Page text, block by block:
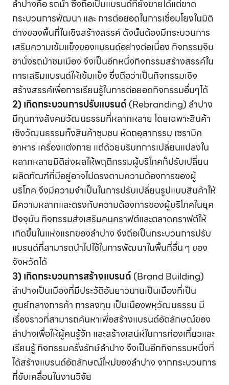
ลำปางคือ รถม้า ซึ่งถือเป็นแบรนด์ที่ยังขายได้แต่ขาด
กระบวนการพัฒนา และ การต่อยอดในการเชื่อมโยงในมิติ
ต่างของพื้นที่ในเชิงสร้างสรรค์ ดังนั้นต้องมีกระบวนการ
เสริมความเข้มแข็งของแบรนด์อย่างต่อเนื่อง กิจกรรมจิบ
ชานั่งรถม้าชมเมือง จึงเป็นอีกหนึ่งกิจกรรมสร้างสรรค์ใน
การเสริมแบรนด์ให้เข้มแข็ง ซึ่งถือว่าเป็นกิจกรรมเชิง
สร้างสรรค์เพื่อการเรียนรู้ในการต่อยอดกิจกรรมอื่นๆได้
2) เกิดกระบวนการปรับแบรนด์ (Rebranding) ลำปาง
มีทุนทางสังคมวัฒนธรรมที่หลากหลาย โดยเฉพาะสินค้า
เชิงวัฒนธรรมทั้งสินค้าชุมชน หัตถอุสากรรม เซรามิค
อาหาร เครื่องแต่งกาย แต่ด้วยบริบทการเปลี่ยนแปลงใน
หลากหลายมิติส่งผลให้พฤติกรรมผู้บริโภคก็ปรับเปลี่ยน
ผลิตภัณฑ์ที่มีอยู่อาจไม่ตรงตามความต้องการของผู้
บริโภค จึงมีความจำเป็นในการปรับเปลี่ยนรูปแบบสินค้าให้
มีความหลากและตรงกับความต้องการของผู้บริโภคในยุค
ปัจจุบัน กิจกรรมส่งเสริมคนคราฟต์และตลาดคราฟต์ให้
เกิดขึ้นในแห่งแรกของลำปาง จึงถือเป็นกระบวนการปรับ
แบรนด์ที่สามารถนำไปใช้ในการพัฒนาในพื้นที่อื่น ๆ ของ
จังหวัดได้
3) เกิดกระบวนการสร้างแบรนด์ (Brand Building)
ลำปางเป็นเมืองที่มีประวัติอันยาวนานเป็นเมืองที่เป็น
ศูนย์กลางการค้า การลงทุน เป็นเมืองพหุวัฒนธรรม มี
เรื่องราวที่สามารถค้นหาเพื่อสร้างแบรนด์อัตลักษณ์ของ
ลำปางเพื่อให้ผู้คนรู้จัก และสร้างเสน่ห์ในการท่องเที่ยวและ
เรียนรู้ กิจกรรมครั่งรักษ์ลำปาง จึงเป็นอีกกิจกรรมหนึ่งที่
ได้สร้างแบรนด์อัตลักษณ์ใหม่ของลำปาง จากกระบวนการ
ที่ขับเคลื่อนในงานวิจัย